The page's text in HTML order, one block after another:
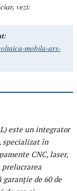
vezi:
mobila-ars-
este un integrator
specializat în
CNC, laser,
prelucrarea
de 60 de